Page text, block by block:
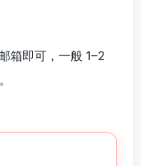
箱即可，一般 1–2
。